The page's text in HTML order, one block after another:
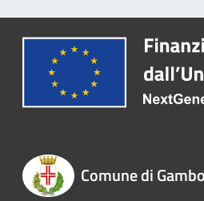
Comune di